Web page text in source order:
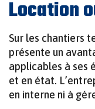
Location
Sur les chantiers
présente un
applicables à ses
et en état.
en interne ni à